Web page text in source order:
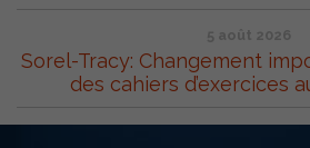
5 août 2026
Sorel-Tracy: Changement
des cahiers d’exercices